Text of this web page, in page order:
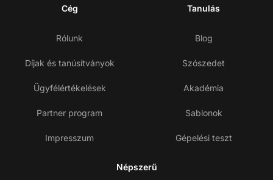
Cég
Rólunk
Díjak és tanúsítványok
Ügyfélértékelések
Partner program
Impresszum
Tanulás
Blog
Szószedet
Akadémia
Sablonok
Gépelési teszt
Népszerű